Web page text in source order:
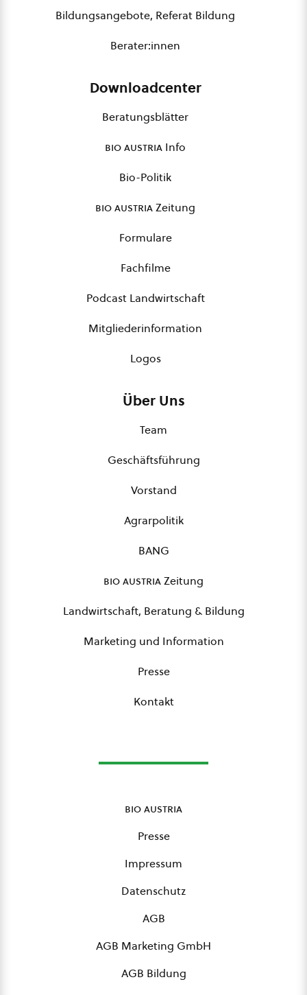
Bildungsangebote, Referat Bildung
Berater:innen
Downloadcenter
Beratungsblätter
bio austria Info
Bio-Politik
bio austriaZeitung
Formulare
Fachfilme
Podcast Landwirtschaft
Mitgliederinformation
Logos
Über Uns
Team
Geschäftsführung
Vorstand
Agrarpolitik
BANG
bio austriaZeitung
Landwirtschaft, Beratung & Bildung
Marketing und Information
Presse
Kontakt
bio austria
Presse
Impressum
Datenschutz
AGB
AGB Marketing GmbH
AGB Bildung